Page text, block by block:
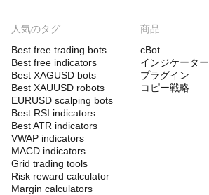
人気のタグ
Best free trading bots
Best free indicators
Best XAGUSD bots
Best XAUUSD robots
EURUSD scalping bots
Best RSI indicators
Best ATR indicators
VWAP indicators
MACD indicators
Grid trading tools
Risk reward calculator
Margin calculators
商品
cBot
インジケーター
プラグイン
コピー戦略